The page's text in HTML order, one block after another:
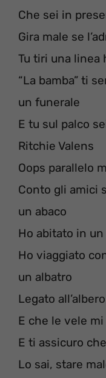
Che sei in
Gira male se
Tu tiri una linea
“La bamba” ti
un funerale
E tu sul palco
Ritchie Valens
Oops parallelo
Conto gli amici
un abaco
Ho abitato in
Ho viaggiato
un albatro
Legato
E che le vele
E ti assicuro
Lo sai, stare